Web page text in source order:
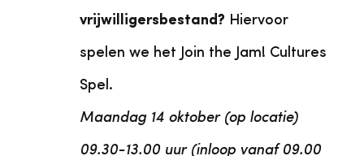
vrijwilligersbestand? Hiervoor
spelen we het Join the Jam! Cultures
Spel.
Maandag 14 oktober (op locatie)
09.30-13.00 uur (inloop vanaf 09.00